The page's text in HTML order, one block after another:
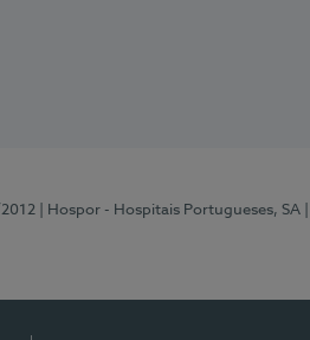
| Hospor - Hospitais Portugueses, SA